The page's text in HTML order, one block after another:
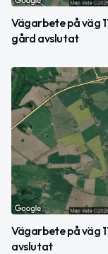
Vägarbete på väg
gård avslutat
Vägarbete på väg
avslutat